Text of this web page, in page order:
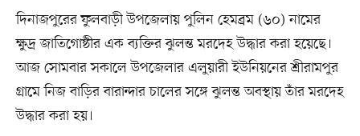
দিনাজপুরের ফুলবাড়ী উপজেলায় পুলিন হেমব্রম (৬০) নামের
ক্ষুদ্র জাতিগোষ্ঠীর এক ব্যক্তির ঝুলন্ত মরদেহ উদ্ধার করা হয়েছে।
আজ সোমবার সকালে উপজেলার এলুয়ারী ইউনিয়নের শ্রীরামপুর
গ্রামে নিজ বাড়ির বারান্দার চালের সঙ্গে ঝুলন্ত অবস্থায় তাঁর মরদেহ
উদ্ধার করা হয়।